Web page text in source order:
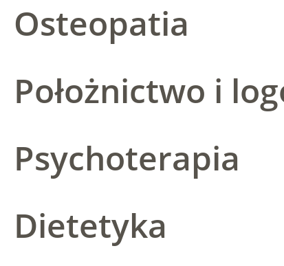
Osteopatia
Położnictwo i
Psychoterapia
Dietetyka